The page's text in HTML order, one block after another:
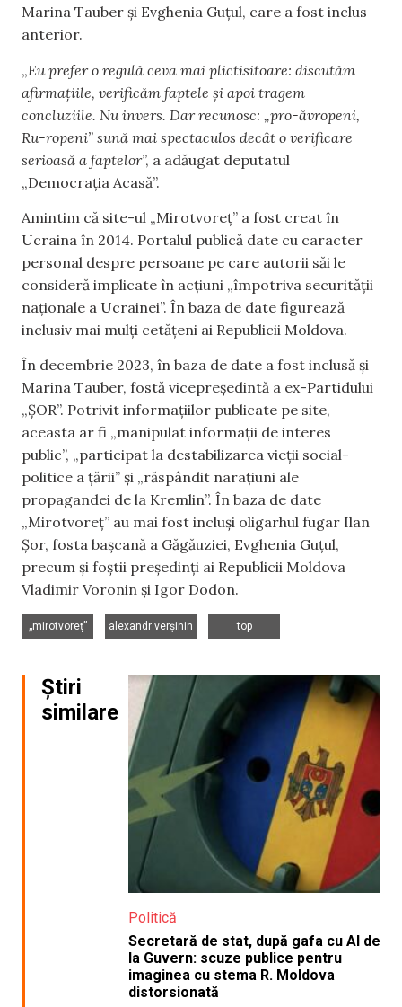
Marina Tauber și Evghenia Guțul, care a fost inclus
anterior.
„Eu prefer o regulă ceva mai plictisitoare: discutăm
afirmațiile, verificăm faptele și apoi tragem
concluziile. Nu invers. Dar recunosc: „pro-ăvropeni,
Ru-ropeni” sună mai spectaculos decât o verificare
serioasă a faptelor”, a adăugat deputatul
„Democrația Acasă”.
Amintim că site-ul „Mirotvoreț” a fost creat în
Ucraina în 2014. Portalul publică date cu caracter
personal despre persoane pe care autorii săi le
consideră implicate în acțiuni „împotriva securității
naționale a Ucrainei”. În baza de date figurează
inclusiv mai mulți cetățeni ai Republicii Moldova.
În decembrie 2023, în baza de date a fost inclusă și
Marina Tauber, fostă vicepreședintă a ex-Partidului
„ȘOR”. Potrivit informațiilor publicate pe site,
aceasta ar fi „manipulat informații de interes
public”, „participat la destabilizarea vieții social-
politice a țării” și „răspândit narațiuni ale
propagandei de la Kremlin”. În baza de date
„Mirotvoreț” au mai fost incluși oligarhul fugar Ilan
Șor, fosta bașcană a Găgăuziei, Evghenia Guțul,
precum și foștii președinți ai Republicii Moldova
Vladimir Voronin și Igor Dodon.
„mirotvoreț”
alexandr verșinin
top
Știri
similare
Politică
Secretară de stat, după gafa cu AI de
la Guvern: scuze publice pentru
imaginea cu stema R. Moldova
distorsionată